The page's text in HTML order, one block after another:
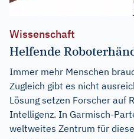
Wissenschaft
Helfende
Immer mehr Menschen
Zugleich gibt es nicht
Lösung setzen Forscher auf
Intelligenz. In Garmisch-
weltweites Zentrum für